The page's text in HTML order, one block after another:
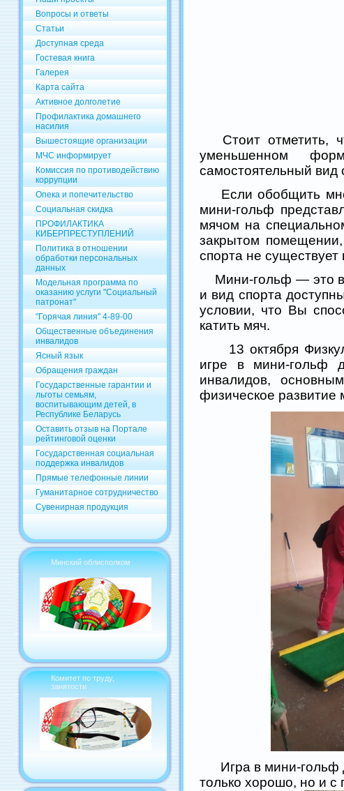
Вопросы и ответы
Статьи
Доступная среда
Гостевая книга
Галерея
Карта сайта
Активное долголетие
Профилактика домашнего
насилия
Вышестоящие организации
МЧС информирует
Комиссия по противодействию
коррупции
Опека и попечительство
Социальная скидка
ПРОФИЛАКТИКА
КИБЕРПРЕСТУПЛЕНИЙ
Политика в отношении
обработки персональных
данных
Модельная программа по
оказанию услуги "Социальный
патронат"
"Горячая линия" 4-89-00
Общественные объединения
инвалидов
Ясный язык
Обращения граждан
Государственные гарантии и
льготы семьям,
воспитывающим детей, в
Республике Беларусь
Оставить отзыв на Портале
рейтинговой оценки
Государственная социальная
поддержка инвалидов
Прямые телефонные линии
Гуманитарное сотрудничество
Сувенирная продукция
Минский облисполком
Комитет по труду,
занятости
Стоит отметить,
уменьшенном
самостоятельный вид
Если обобщить
мини-гольф
мячом на
закрытом
спорта не
Мини-гольф — это
и вид спорта
условии, что Вы
катить мяч.
13 октября
игре в мини-гольф
инвалидов,
физическое
Игра в мини-гольф
только хорошо, но и с